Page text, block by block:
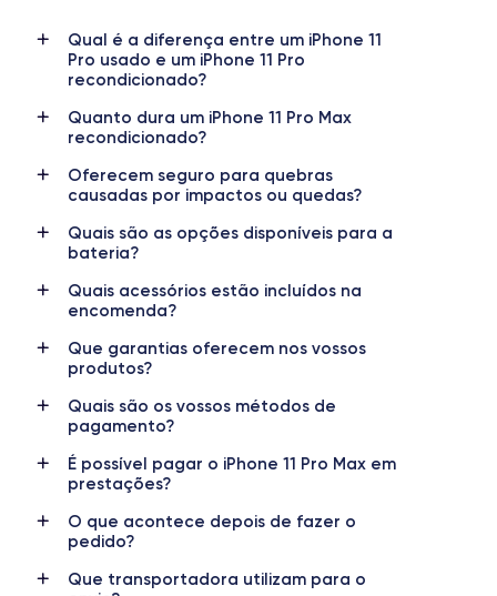
Data de lançamento
10/09/2019
Sistema Operacional
iOS (iOS 26)
Dimensões
158×77.8×8.1 mm
Peso
Tela
OLED 6,5 polegadas
Resolução da tela
1242 x 2688 pixels
Apple A13 Bionic 6
GPU 4-Core 2.65 GHz
Câmera traseira Câmera frontal
Resolução de vídeo
4K - 3840x2160px
Qual é a diferença entre um iPhone 11
Pro usado e um iPhone 11 Pro
recondicionado?
Quanto dura um iPhone 11 Pro Max
recondicionado?
Oferecem seguro para quebras
causadas por impactos ou quedas?
Quais são as opções disponíveis para a
bateria?
Quais acessórios estão incluídos na
encomenda?
Que garantias oferecem nos vossos
produtos?
Quais são os vossos métodos de
pagamento?
É possível pagar o iPhone 11 Pro Max em
prestações?
O que acontece depois de fazer o
pedido?
Que transportadora utilizam para o